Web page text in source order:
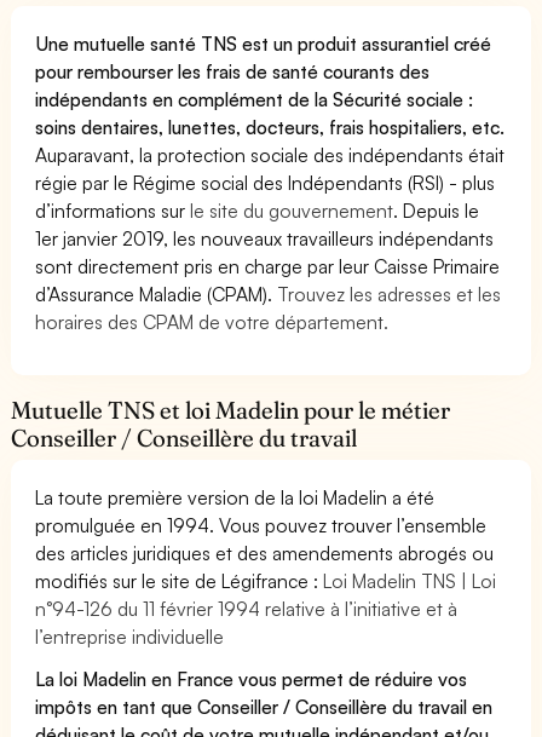
Une mutuelle santé TNS est un produit assurantiel créé
pour rembourser les frais de santé courants des
indépendants en complément de la Sécurité sociale :
soins dentaires, lunettes, docteurs, frais hospitaliers, etc.
Auparavant, la protection sociale des indépendants était
régie par le Régime social des Indépendants (RSI) - plus
d’informations surle site du gouvernement. Depuis le
1er janvier 2019, les nouveaux travailleurs indépendants
sont directement pris en charge par leur Caisse Primaire
d’Assurance Maladie (CPAM). Trouvez les adresses et les
horaires des CPAM de votre département.
Mutuelle TNS et loi Madelin pour le métier
Conseiller / Conseillère du travail
La toute première version de la loi Madelin a été
promulguée en 1994. Vous pouvez trouver l’ensemble
des articles juridiques et des amendements abrogés ou
modifiés sur le site de Légifrance :Loi Madelin TNS | Loi
n°94-126 du 11 février 1994 relative à l’initiative et à
l’entreprise individuelle
La loi Madelin en France vous permet de réduire vos
impôts en tant que Conseiller / Conseillère du travail en